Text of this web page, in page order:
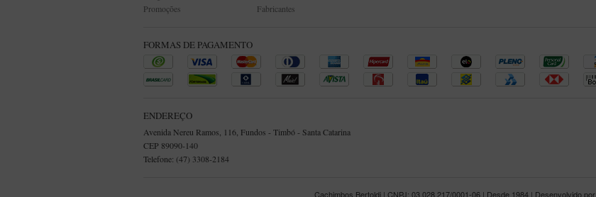
Promoções
Fabricantes
FORMAS DE PAGAMENTO
ENDEREÇO
Avenida Nereu Ramos, 116, Fundos - Timbó - Santa Catarina
CEP 89090-140
Telefone: (47) 3308-2184
Cachimbos Bertoldi | CNPJ: 03.028.217/0001-06 | Desde 1984 | Desenvolvido por